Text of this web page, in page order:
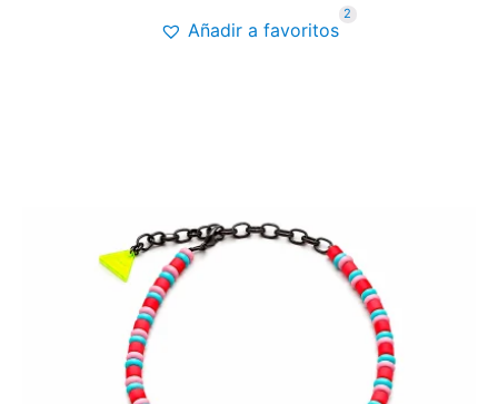
Añadir a favoritos
2